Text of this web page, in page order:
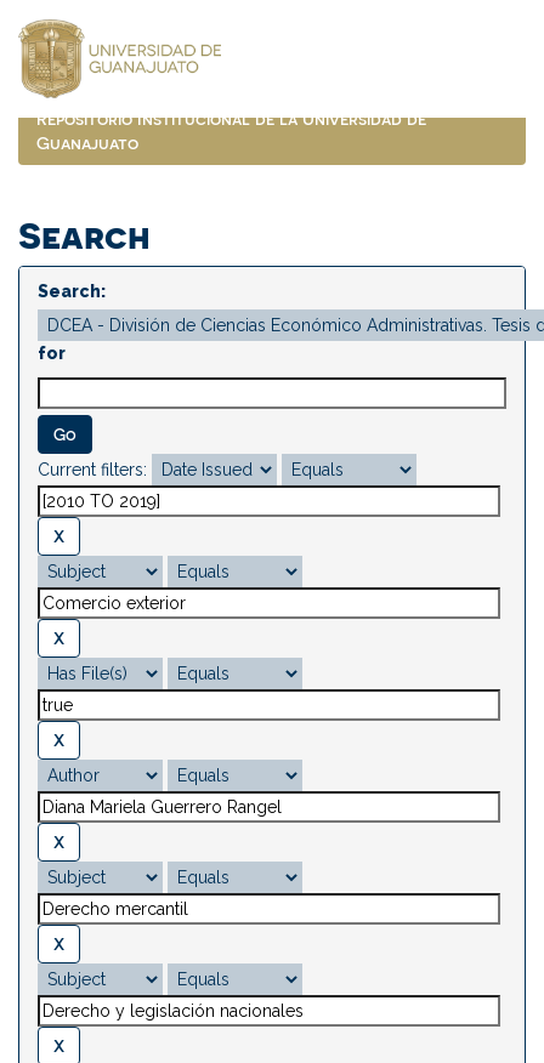
navigation
Repositorio Institucional de la Universidad de
Guanajuato
Search
Search:
for
Current filters: